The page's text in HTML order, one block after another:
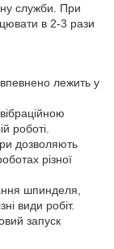
служби. При
в 2-3 рази
лежить у
роботі.
дозволяють
різної
шпинделя,
види робіт.
запуск